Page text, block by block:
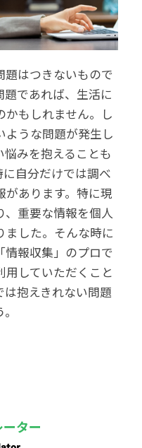
題はつきないもので
であれば、生活に
かもしれません。し
ような問題が発生し
みを抱えることも
自分だけでは調べ
があります。特に現
、重要な情報を個人
ました。そんな時に
情報収集」のプロで
用していただくこと
抱えきれない問題
ター